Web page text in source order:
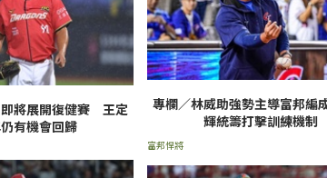
將展開復健賽 王定
有機會回歸
專欄／林威助強勢主導富邦
輝統籌打擊訓練機制
富邦悍將